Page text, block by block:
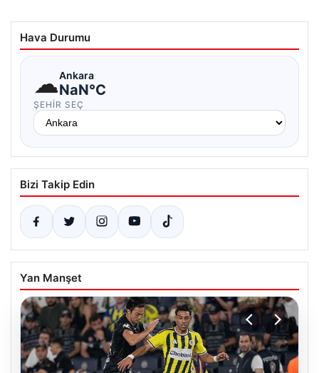
Hava Durumu
☁Ankara
NaN°C
ŞEHIR SEÇ
Bizi Takip Edin
Yan Manşet